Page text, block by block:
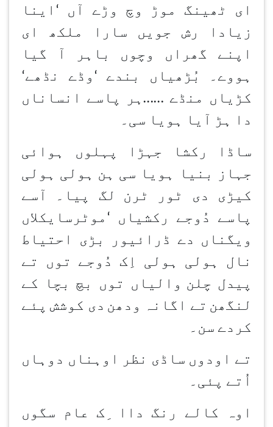
ای ٹھینگ موڑ وچ وڑے آں ‘ اینا
زیادا رش جویں سارا ملکھ ای
اپنے گھراں وچوں باہر آ گیا
ہووے۔ بُڑھیاں بندے ‘ وڈے نڈھے‘
کڑیاں منڈے …… ہر پاسے انساناں
دا ہڑ آیا ہویا سی۔
ساڈا رکشا جہڑا پہلوں ہوائی
جہاز بنیا ہویا سی ہن ہولی ہولی
کیڑی دی ٹور ٹرن
لگ پیا۔ آسے
پاسے دُوجے رکشیاں ‘ موٹرسایکلاں
ویگناں دے ڈرائیور بڑی احتیاط
نال ہولی ہولی اِک دُوجے توں تے
پیدل چلن والیاں توں بچ بچا کے
لنگھن تے اگانہ ودھن دی کوشش پئے
کردے سن۔
تے اودوں ساڈی نظر اوہناں دوہاں
اُتے پئی۔
اوہ کالے رنگ داا ِک عام سگوں